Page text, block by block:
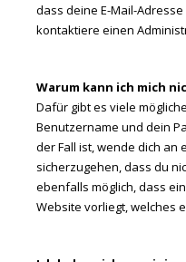
dass deine E-Mail-
kontaktiere einen
Warum kann ich mich
Dafür gibt es viele
Benutzername und dein
der Fall ist, wende dich an
sicherzugehen, dass du
ebenfalls möglich, dass
Website vorliegt, welches